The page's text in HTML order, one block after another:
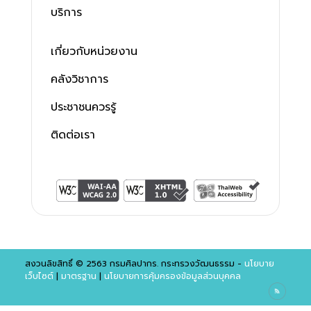
บริการ
เกี่ยวกับหน่วยงาน
คลังวิชาการ
ประชาชนควรรู้
ติดต่อเรา
สงวนลิขสิทธิ์ © 2563 กรมศิลปากร. กระทรวงวัฒนธรรม - นโยบาย
เว็บไซต์| มาตรฐาน | นโยบายการคุ้มครองข้อมูลส่วนบุคคล